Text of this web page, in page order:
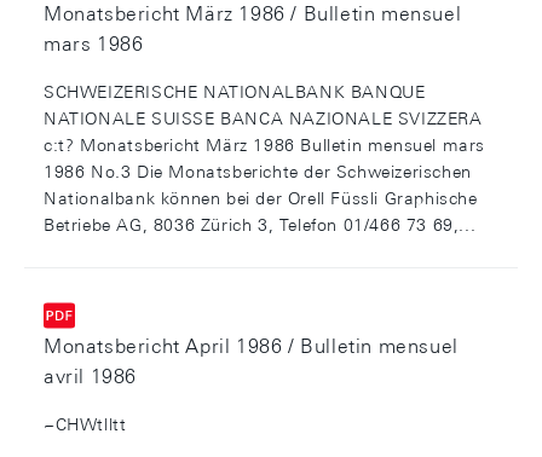
Monatsbericht März 1986 / Bulletin mensuel
mars 1986
SCHWEIZERISCHE NATIONALBANK BANQUE
NATIONALE SUISSE BANCA NAZIONALE SVIZZERA
c:t? Monatsbericht März 1986 Bulletin mensuel mars
1986 No.3 Die Monatsberichte der Schweizerischen
Nationalbank können bei der Orell Füssli Graphische
Betriebe AG, 8036 Zürich 3, Telefon 01/466 73 69,...
Monatsbericht April 1986 / Bulletin mensuel
avril 1986
~CHWtlltt